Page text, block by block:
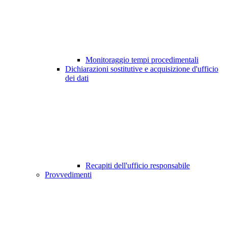
Monitoraggio tempi procedimentali
Dichiarazioni sostitutive e acquisizione d'ufficio
dei dati
Recapiti dell'ufficio responsabile
Provvedimenti